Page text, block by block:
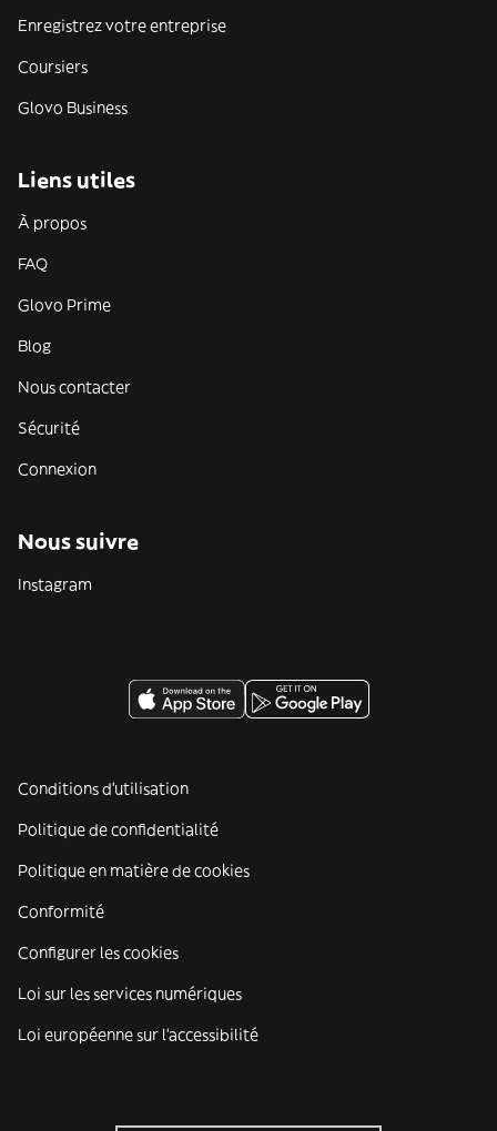
Enregistrez votre entreprise
Coursiers
Glovo Business
Liens utiles
À propos
FAQ
Glovo Prime
Blog
Nous contacter
Sécurité
Connexion
Nous suivre
Instagram
Conditions d'utilisation
Politique de confidentialité
Politique en matière de cookies
Conformité
Configurer les cookies
Loi sur les services numériques
Loi européenne sur l’accessibilité